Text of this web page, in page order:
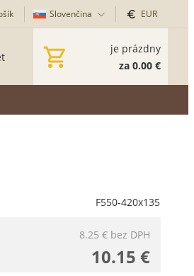
Slovenčina EUR
je prázdny
za 0.00 €
F550-420x135
8.25 € bez DPH
10.15 €